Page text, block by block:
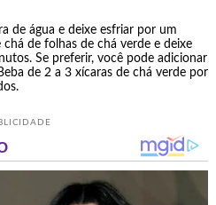
de água e deixe esfriar por um
de folhas de chá verde e deixe
Se preferir, você pode adicionar
de 2 a 3 xícaras de chá verde por